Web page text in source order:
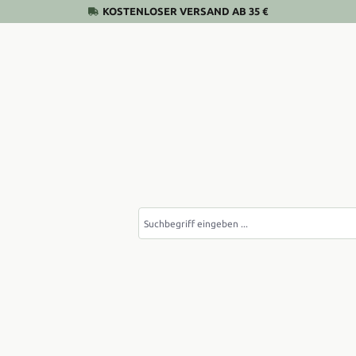
KOSTENLOSER VERSAND AB 35 €